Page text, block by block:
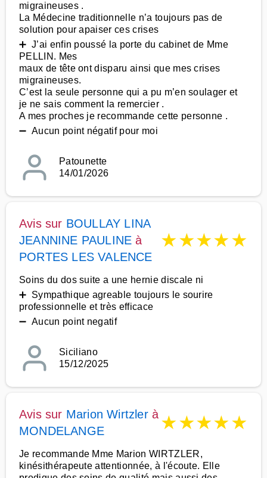
migraineuses .
La Médecine traditionnelle n’a toujours pas de
solution pour apaiser ces crises
➕ J’ai enfin poussé la porte du cabinet de Mme
PELLIN. Mes
maux de tête ont disparu ainsi que mes crises
migraineuses.
C’est la seule personne qui a pu m’en soulager et
je ne sais comment la remercier .
A mes proches je recommande cette personne .
➖ Aucun point négatif pour moi
Patounette
14/01/2026
Avis sur BOULLAY LINA
JEANNINE PAULINE à
PORTES LES VALENCE
★★★★★
Soins du dos suite a une hernie discale ni
➕ Sympathique agreable toujours le sourire
professionnelle et très efficace
➖ Aucun point negatif
Siciliano
15/12/2025
Avis sur Marion Wirtzlerà
MONDELANGE
★★★★★
Je recommande Mme Marion WIRTZLER,
kinésithérapeute attentionnée, à l'écoute. Elle